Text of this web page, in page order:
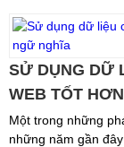
SỬ DỤNG DỮ
WEB TỐT
Một trong những
những năm gần